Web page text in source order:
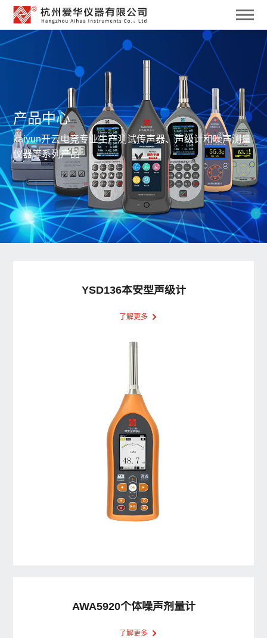
产品中心
kaiyun开云电竞专业生产测试传声器、声级计和噪声测量
仪器等系列产品
YSD136本安型声级计
了解更多
AWA5920个体噪声剂量计
了解更多